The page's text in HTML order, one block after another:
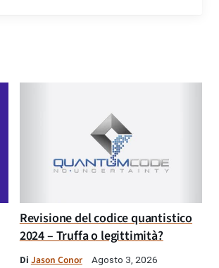
Revisione del codice quantistico
2024 – Truffa o legittimità?
Di Jason Conor Agosto 3, 2026